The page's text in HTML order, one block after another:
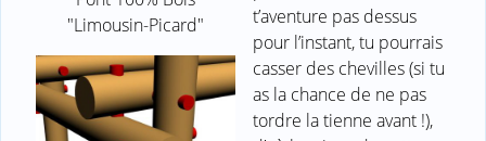
"Limousin-Picard"
t’aventure pas dessus
pour l’instant, tu pourrais
casser des chevilles (si tu
as la chance de ne pas
tordre la tienne avant !),